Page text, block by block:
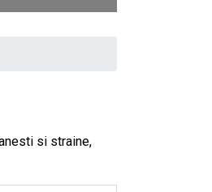
si straine,